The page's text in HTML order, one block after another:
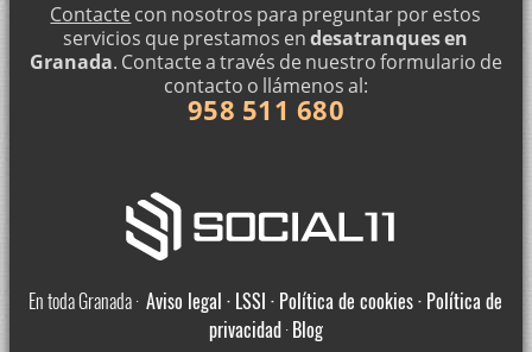
Contacte con nosotros para preguntar por estos
servicios que prestamos endesatranques en
Granada. Contacte a través de nuestro formulario de
contacto o llámenos al:
958 511 680
En toda Granada ·Aviso legal · LSSI · Política de cookies · Política de
privacidad·Blog